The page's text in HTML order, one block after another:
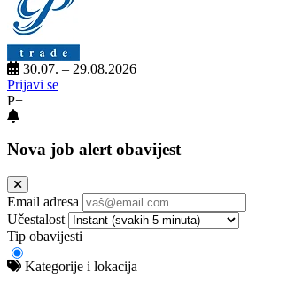
30.07. – 29.08.2026
Prijavi se
P+
Nova job alert obavijest
Email adresa
Učestalost
Tip obavijesti
Kategorije i lokacija